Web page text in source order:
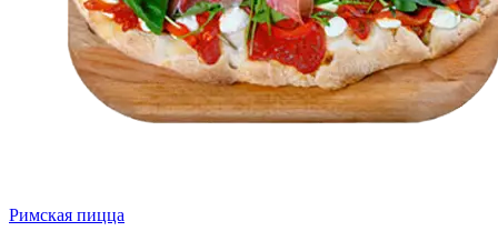
Римская пицца